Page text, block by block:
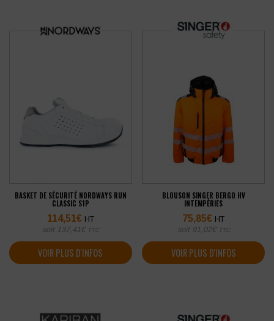
BASKET DE SÉCURITÉ NORDWAYS RUN
CLASSIC S1P
114,51€ HT
soit 137,41 € TTC
VOIR PLUS D'INFOS
BLOUSON SINGER BERGO HV
INTEMPÉRIES
75,85€ HT
soit 91,02€ TTC
VOIR PLUS D'INFOS